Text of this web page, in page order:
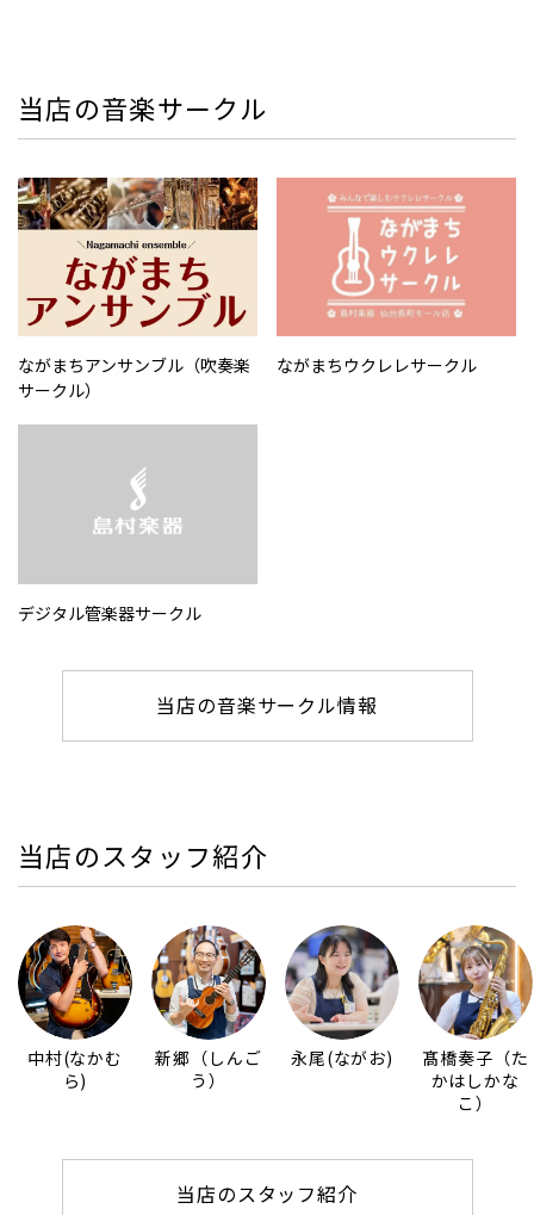
当店の音楽サークル
ながまちアンサンブル（吹奏楽
サークル）
ながまちウクレレサークル
デジタル管楽器サークル
当店の音楽サークル情報
当店のスタッフ紹介
中村(なかむ
ら)
新郷（しんご
う）
永尾(ながお)
髙橋奏子（た
かはしかな
こ）
当店のスタッフ紹介